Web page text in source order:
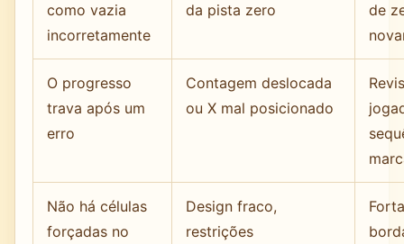
como vazia
incorretamente
da pista zero
de
O progresso
trava após um
erro
Contagem deslocada
ou X mal posicionado
Não há células
forçadas no
Design fraco,
restrições